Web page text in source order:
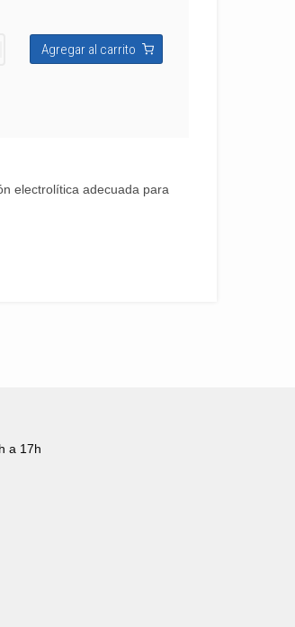
Agregar al carrito
electrolítica adecuada para
a 17h